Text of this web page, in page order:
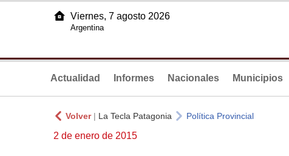
Viernes, 7 agosto 2026
Argentina
Actualidad Informes Nacionales Municipios
Volver| La Tecla Patagonia Política Provincial
2 de enero de 2015